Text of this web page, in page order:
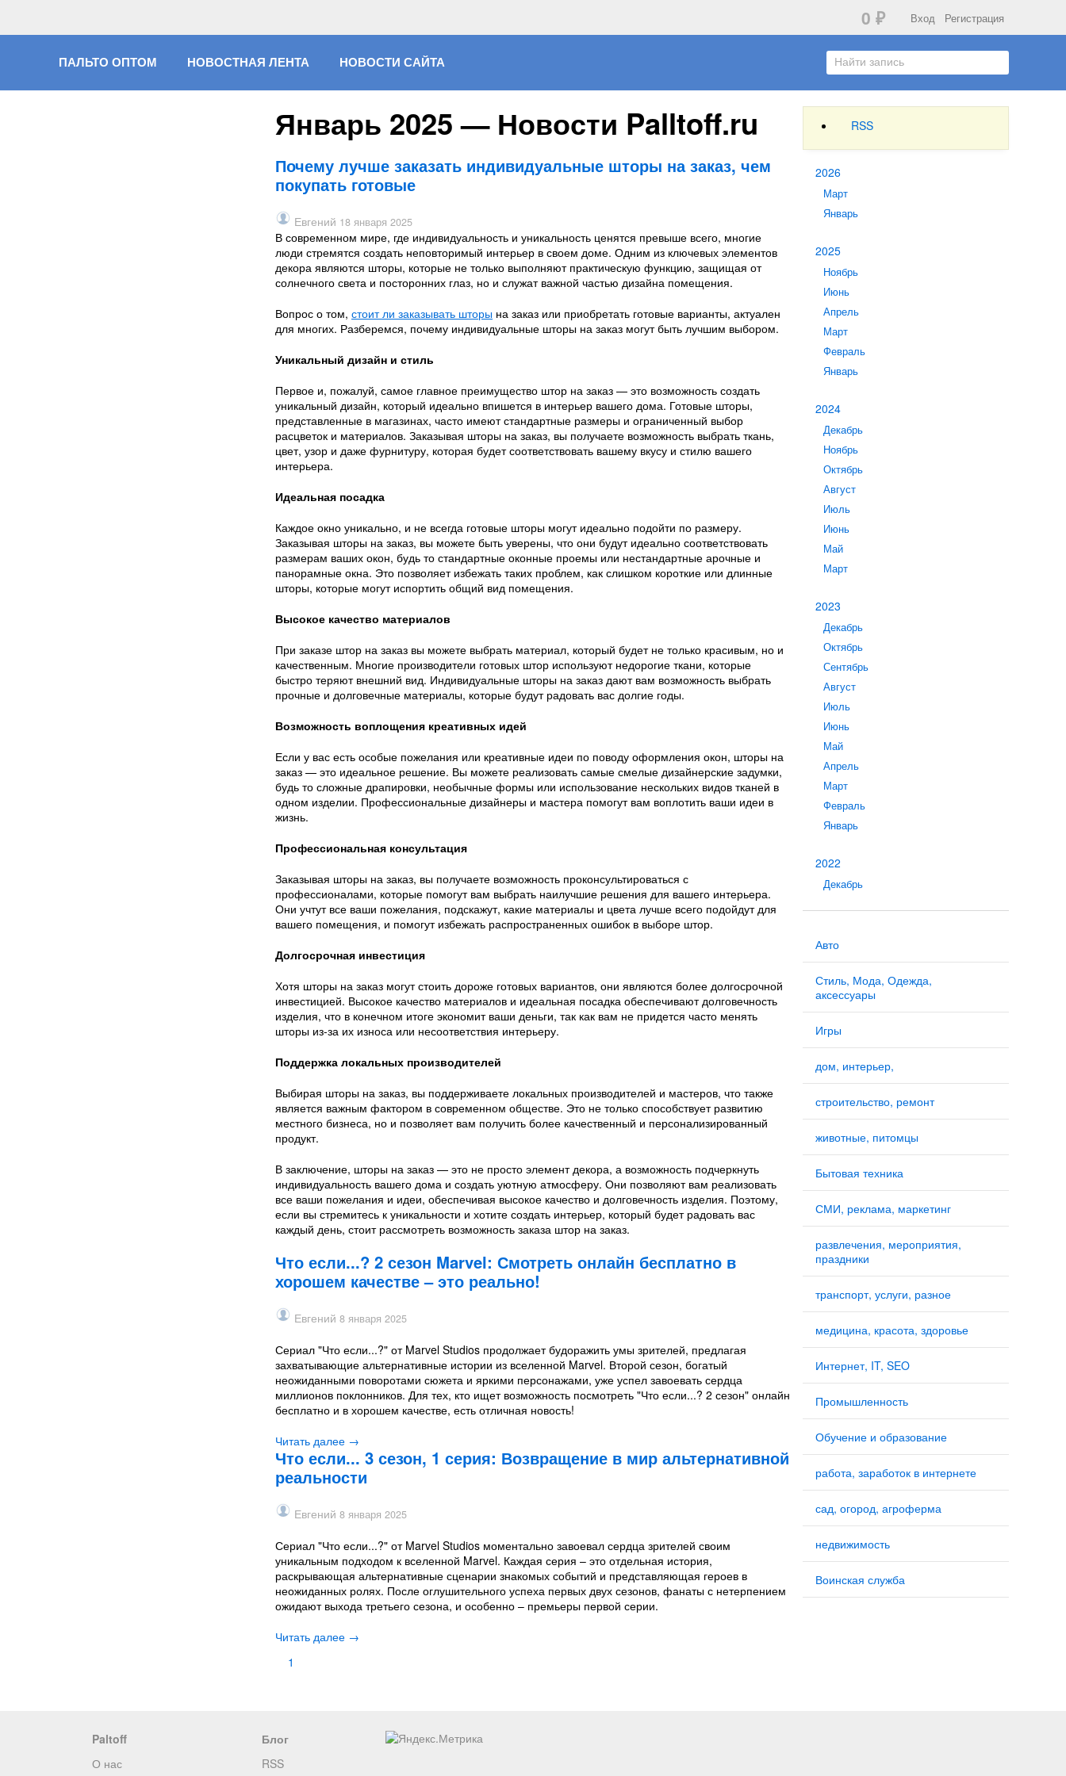
0 ₽ Вход Регистрация
ПАЛЬТО ОПТОМ НОВОСТНАЯ ЛЕНТА НОВОСТИ САЙТА
Январь 2025 — Новости Palltoff.ru
Почему лучше заказать индивидуальные шторы на заказ, чем
покупать готовые
Евгений 18 января 2025
В современном мире, где индивидуальность и уникальность ценятся превыше всего, многие
люди стремятся создать неповторимый интерьер в своем доме. Одним из ключевых элементов
декора являются шторы, которые не только выполняют практическую функцию, защищая от
солнечного света и посторонних глаз, но и служат важной частью дизайна помещения.
Вопрос о том, стоит ли заказывать шторы на заказ или приобретать готовые варианты, актуален
для многих. Разберемся, почему индивидуальные шторы на заказ могут быть лучшим выбором.
Уникальный дизайн и стиль
Первое и, пожалуй, самое главное преимущество штор на заказ — это возможность создать
уникальный дизайн, который идеально впишется в интерьер вашего дома. Готовые шторы,
представленные в магазинах, часто имеют стандартные размеры и ограниченный выбор
расцветок и материалов. Заказывая шторы на заказ, вы получаете возможность выбрать ткань,
цвет, узор и даже фурнитуру, которая будет соответствовать вашему вкусу и стилю вашего
интерьера.
Идеальная посадка
Каждое окно уникально, и не всегда готовые шторы могут идеально подойти по размеру.
Заказывая шторы на заказ, вы можете быть уверены, что они будут идеально соответствовать
размерам ваших окон, будь то стандартные оконные проемы или нестандартные арочные и
панорамные окна. Это позволяет избежать таких проблем, как слишком короткие или длинные
шторы, которые могут испортить общий вид помещения.
Высокое качество материалов
При заказе штор на заказ вы можете выбрать материал, который будет не только красивым, но и
качественным. Многие производители готовых штор используют недорогие ткани, которые
быстро теряют внешний вид. Индивидуальные шторы на заказ дают вам возможность выбрать
прочные и долговечные материалы, которые будут радовать вас долгие годы.
Возможность воплощения креативных идей
Если у вас есть особые пожелания или креативные идеи по поводу оформления окон, шторы на
заказ — это идеальное решение. Вы можете реализовать самые смелые дизайнерские задумки,
будь то сложные драпировки, необычные формы или использование нескольких видов тканей в
одном изделии. Профессиональные дизайнеры и мастера помогут вам воплотить ваши идеи в
жизнь.
Профессиональная консультация
Заказывая шторы на заказ, вы получаете возможность проконсультироваться с
профессионалами, которые помогут вам выбрать наилучшие решения для вашего интерьера.
Они учтут все ваши пожелания, подскажут, какие материалы и цвета лучше всего подойдут для
вашего помещения, и помогут избежать распространенных ошибок в выборе штор.
Долгосрочная инвестиция
Хотя шторы на заказ могут стоить дороже готовых вариантов, они являются более долгосрочной
инвестицией. Высокое качество материалов и идеальная посадка обеспечивают долговечность
изделия, что в конечном итоге экономит ваши деньги, так как вам не придется часто менять
шторы из-за их износа или несоответствия интерьеру.
Поддержка локальных производителей
Выбирая шторы на заказ, вы поддерживаете локальных производителей и мастеров, что также
является важным фактором в современном обществе. Это не только способствует развитию
местного бизнеса, но и позволяет вам получить более качественный и персонализированный
продукт.
В заключение, шторы на заказ — это не просто элемент декора, а возможность подчеркнуть
индивидуальность вашего дома и создать уютную атмосферу. Они позволяют вам реализовать
все ваши пожелания и идеи, обеспечивая высокое качество и долговечность изделия. Поэтому,
если вы стремитесь к уникальности и хотите создать интерьер, который будет радовать вас
каждый день, стоит рассмотреть возможность заказа штор на заказ.
Что если...? 2 сезон Marvel: Смотреть онлайн бесплатно в
хорошем качестве – это реально!
Евгений 8 января 2025
Сериал "Что если...?" от Marvel Studios продолжает будоражить умы зрителей, предлагая
захватывающие альтернативные истории из вселенной Marvel. Второй сезон, богатый
неожиданными поворотами сюжета и яркими персонажами, уже успел завоевать сердца
миллионов поклонников. Для тех, кто ищет возможность посмотреть "Что если...? 2 сезон" онлайн
бесплатно и в хорошем качестве, есть отличная новость!
Читать далее →
Что если... 3 сезон, 1 серия: Возвращение в мир альтернативной
реальности
Евгений 8 января 2025
Сериал "Что если...?" от Marvel Studios моментально завоевал сердца зрителей своим
уникальным подходом к вселенной Marvel. Каждая серия – это отдельная история,
раскрывающая альтернативные сценарии знакомых событий и представляющая героев в
неожиданных ролях. После оглушительного успеха первых двух сезонов, фанаты с нетерпением
ожидают выхода третьего сезона, и особенно – премьеры первой серии.
Читать далее →
1
RSS
2026
Март
Январь
2025
Ноябрь
Июнь
Апрель
Март
Февраль
Январь
2024
Декабрь
Ноябрь
Октябрь
Август
Июль
Июнь
Май
Март
2023
Декабрь
Октябрь
Сентябрь
Август
Июль
Июнь
Май
Апрель
Март
Февраль
Январь
2022
Декабрь
Авто
Стиль, Мода, Одежда,
аксессуары
Игры
дом, интерьер,
строительство, ремонт
животные, питомцы
Бытовая техника
СМИ, реклама, маркетинг
развлечения, мероприятия,
праздники
транспорт, услуги, разное
медицина, красота, здоровье
Интернет, IT, SEO
Промышленность
Обучение и образование
работа, заработок в интернете
сад, огород, агроферма
недвижимость
Воинская служба
Paltoff
О нас
Блог
RSS